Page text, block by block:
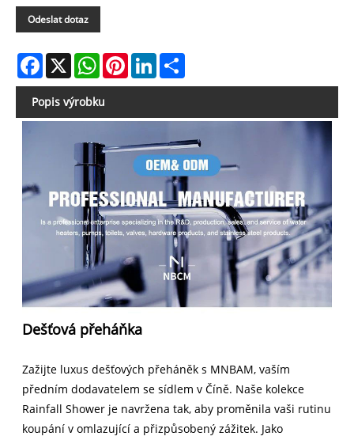
Odeslat dotaz
Facebook
X WhatsAppPinterestLinkedIn
Popis výrobku
Dešťová přeháňka
Zažijte luxus dešťových přeháněk s MNBAM, vaším
předním dodavatelem se sídlem v Číně. Naše kolekce
Rainfall Shower je navržena tak, aby proměnila vaši rutinu
koupání v omlazující a přizpůsobený zážitek. Jako